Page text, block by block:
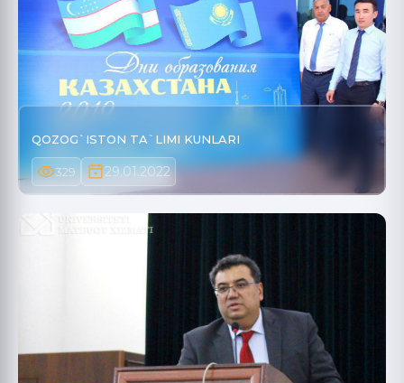
QOZOG`ISTON TA`LIMI KUNLARI
329 29.01.2022